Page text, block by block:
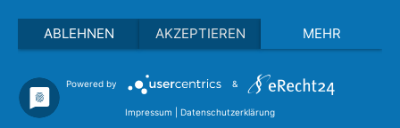
ABLEHNEN AKZEPTIEREN MEHR
Powered by &
Impressum Datenschutzerklärung